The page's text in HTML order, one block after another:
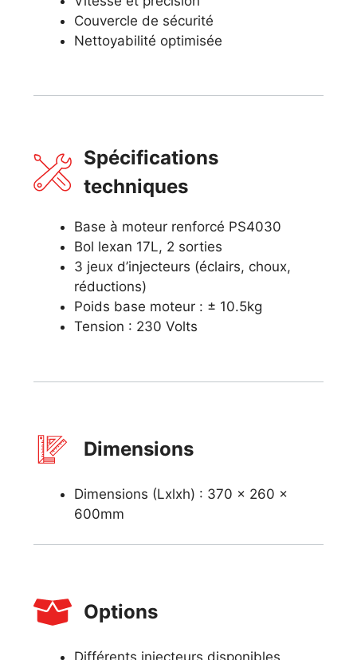
Couvercle de sécurité
Nettoyabilité optimisée
Spécifications
techniques
Base à moteur renforcé PS4030
Bol lexan 17L, 2 sorties
3 jeux d’injecteurs (éclairs, choux,
réductions)
Poids base moteur : ± 10.5kg
Tension : 230 Volts
Dimensions
Dimensions (Lxlxh) : 370 x 260 x
600mm
Options
Différents injecteurs disponibles